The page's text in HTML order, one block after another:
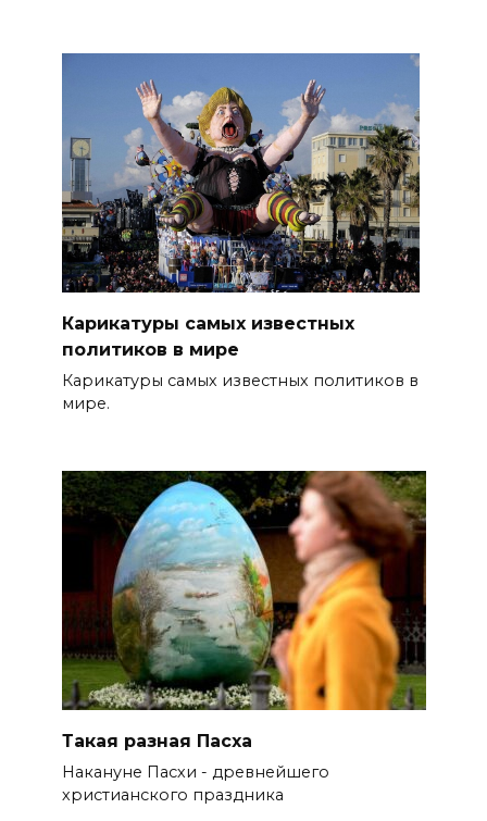
Карикатуры самых известных
политиков в мире
Карикатуры самых известных политиков в
мире.
Такая разная Пасха
Накануне Пасхи - древнейшего
христианского праздника